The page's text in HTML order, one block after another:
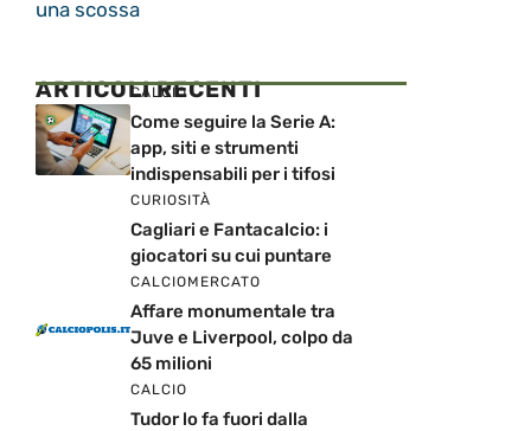
una scossa
ARTICOLI RECENTI
CALCIO
Come seguire la Serie A:
app, siti e strumenti
indispensabili per i tifosi
CURIOSITÀ
Cagliari e Fantacalcio: i
giocatori su cui puntare
CALCIOMERCATO
Affare monumentale tra
Juve e Liverpool, colpo da
65 milioni
CALCIO
Tudor lo fa fuori dalla